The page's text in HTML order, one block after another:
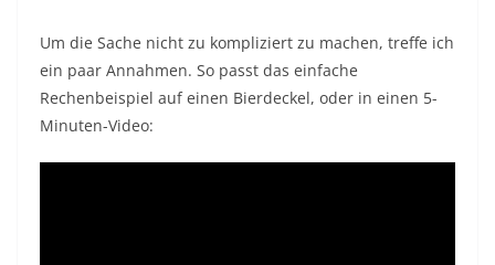
Um die Sache nicht zu kompliziert zu machen, treffe ich
ein paar Annahmen. So passt das einfache
Rechenbeispiel auf einen Bierdeckel, oder in einen 5-
Minuten-Video: